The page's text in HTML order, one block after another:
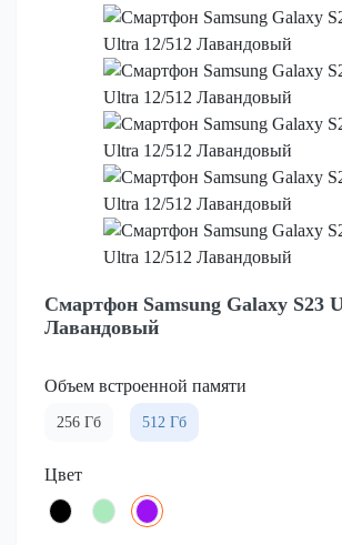
Смартфон Samsung Galaxy S23
Лавандовый
Объем встроенной памяти
256 Гб 512 Гб
Цвет